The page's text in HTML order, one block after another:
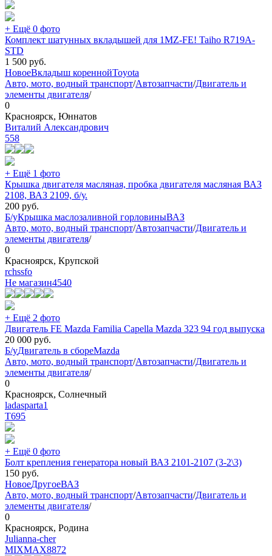
+ Ещё 0 фото
Комплект шатунных вкладышей для 1MZ-FE! Taiho R719A-
STD
1 500 руб.
НовоеВкладыш кореннойToyota
Авто, мото, водный транспорт/Автозапчасти/Двигатель и
элементы двигателя/
0
Красноярск, Юннатов
Виталий Александрович
558
+ Ещё 1 фото
Крышка двигателя масляная, пробка двигателя масляная ВАЗ
2108, ВАЗ 2109, б/у.
200 руб.
Б/уКрышка маслозаливной горловиныВАЗ
Авто, мото, водный транспорт/Автозапчасти/Двигатель и
элементы двигателя/
0
Красноярск, Крупской
rchssfo
Не магазин4540
+ Ещё 2 фото
Двигатель FE Mazda Familia Capella Mazda 323 94 год выпуска
20 000 руб.
Б/уДвигатель в сбореMazda
Авто, мото, водный транспорт/Автозапчасти/Двигатель и
элементы двигателя/
0
Красноярск, Солнечный
ladasparta1
Т695
+ Ещё 0 фото
Болт крепления генератора новый ВАЗ 2101-2107 (3-2\3)
150 руб.
НовоеДругоеВАЗ
Авто, мото, водный транспорт/Автозапчасти/Двигатель и
элементы двигателя/
0
Красноярск, Родина
Julianna-cher
MIXMAX8872